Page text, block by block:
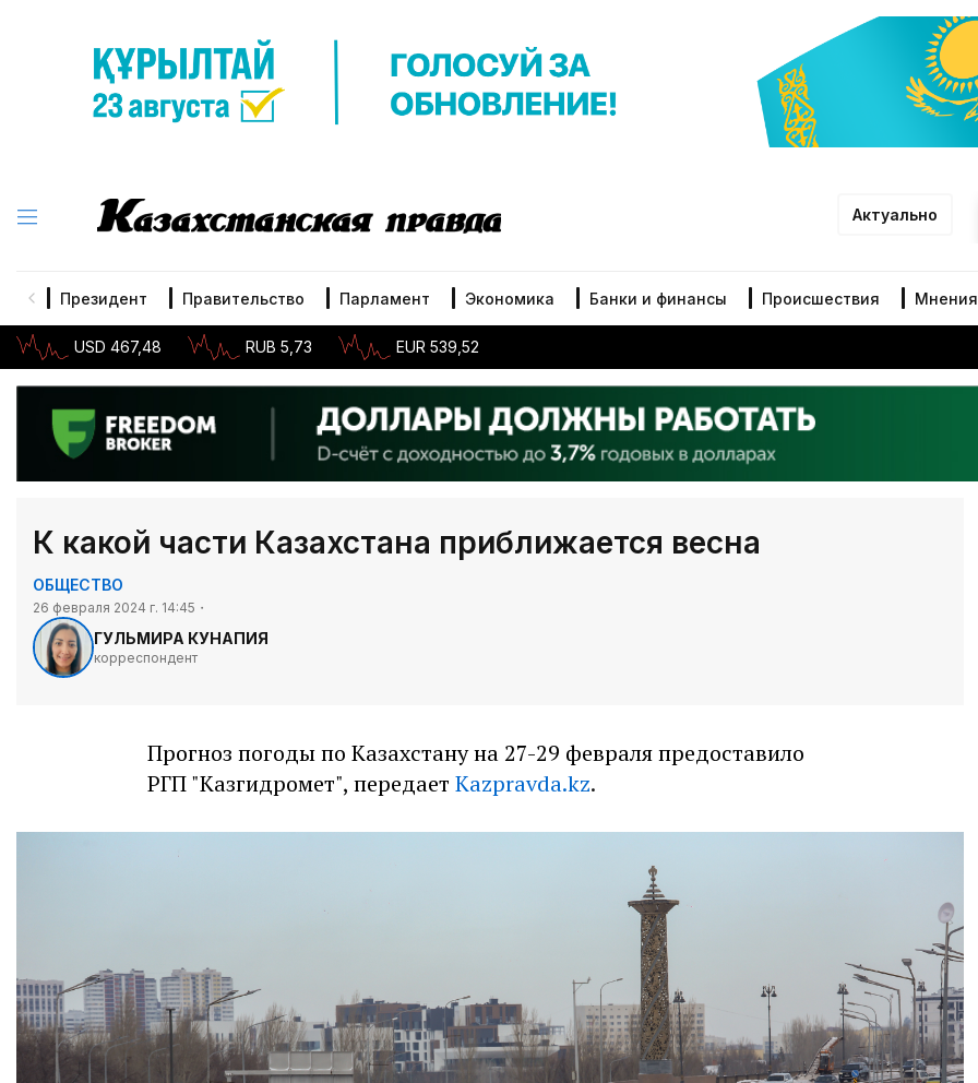
Актуально
Президент Правительство Парламент Экономика Банки и финансы Происшествия Мнения
USD 467,48 RUB 5,73 EUR 539,52
К какой части Казахстана приближается весна
ОБЩЕСТВО
26 февраля 2024 г. 14:45
ГУЛЬМИРА КУНАПИЯ
корреспондент
Прогноз погоды по Казахстану на 27-29 февраля предоставило
РГП "Казгидромет", передает Kazpravda.kz.